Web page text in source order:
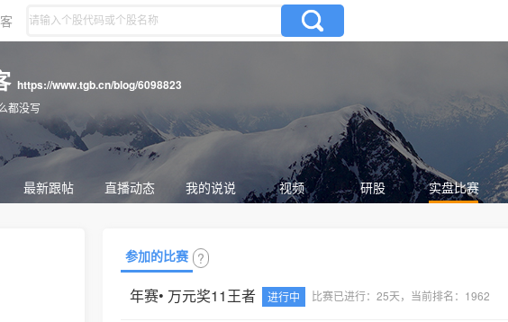
https://www.tgb.cn/blog/6098823
都没写
最新跟帖 直播动态 我的说说 视频 研股 实盘比赛
参加的比赛 ?
年赛• 万元奖11王者 进行中 比赛已进行：25天，当前排名：1962